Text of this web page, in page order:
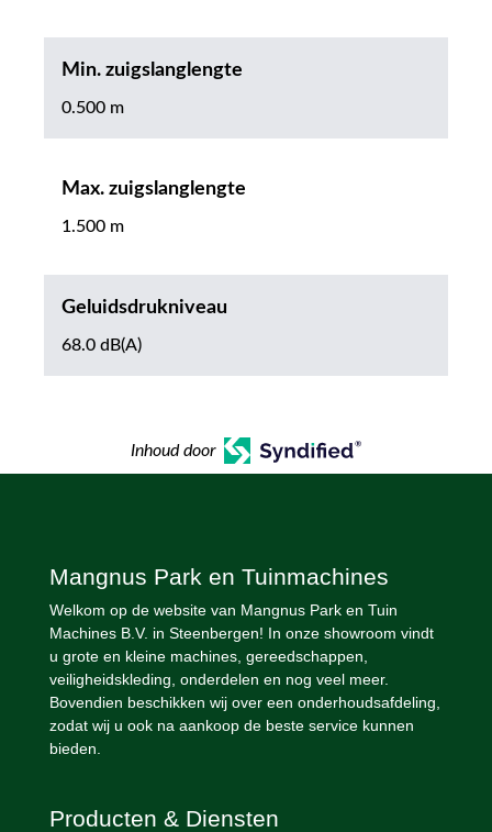
Min. zuigslanglengte
0.500 m
Max. zuigslanglengte
1.500 m
Geluidsdrukniveau
68.0 dB(A)
Inhoud door
Mangnus Park en Tuinmachines
Welkom op de website van Mangnus Park en Tuin
Machines B.V. in Steenbergen! In onze showroom vindt
u grote en kleine machines, gereedschappen,
veiligheidskleding, onderdelen en nog veel meer.
Bovendien beschikken wij over een onderhoudsafdeling,
zodat wij u ook na aankoop de beste service kunnen
bieden.
Producten & Diensten